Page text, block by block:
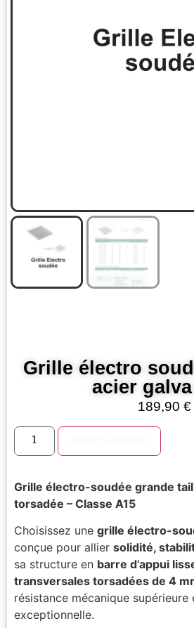
Grille électro
acier
189,90 €
Grille électro-soudée grande
torsadée – Classe A15
Choisissez une grille électro-
conçue pour allier solidité,
sa structure en barre d’appui
transversales torsadées de 4
résistance mécanique
exceptionnelle.